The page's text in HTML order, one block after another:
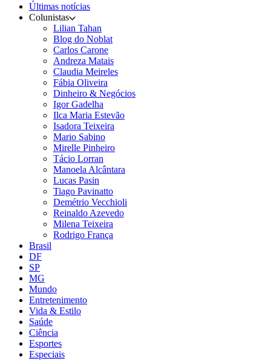
Últimas notícias
Colunistas
Lilian Tahan
Blog do Noblat
Carlos Carone
Andreza Matais
Claudia Meireles
Fábia Oliveira
Dinheiro & Negócios
Igor Gadelha
Ilca Maria Estevão
Isadora Teixeira
Mario Sabino
Mirelle Pinheiro
Tácio Lorran
Manoela Alcântara
Lucas Pasin
Tiago Pavinatto
Demétrio Vecchioli
Reinaldo Azevedo
Milena Teixeira
Rodrigo França
Brasil
DF
SP
MG
Mundo
Entretenimento
Vida & Estilo
Saúde
Ciência
Esportes
Especiais